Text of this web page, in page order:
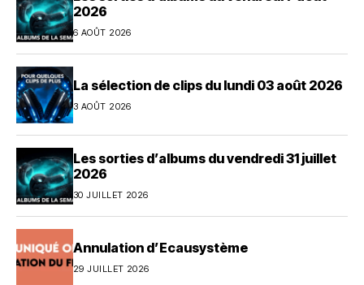
2026
6 AOÛT 2026
La sélection de clips du lundi 03 août 2026
3 AOÛT 2026
Les sorties d’albums du vendredi 31 juillet
2026
30 JUILLET 2026
Annulation d’Ecausystème
29 JUILLET 2026